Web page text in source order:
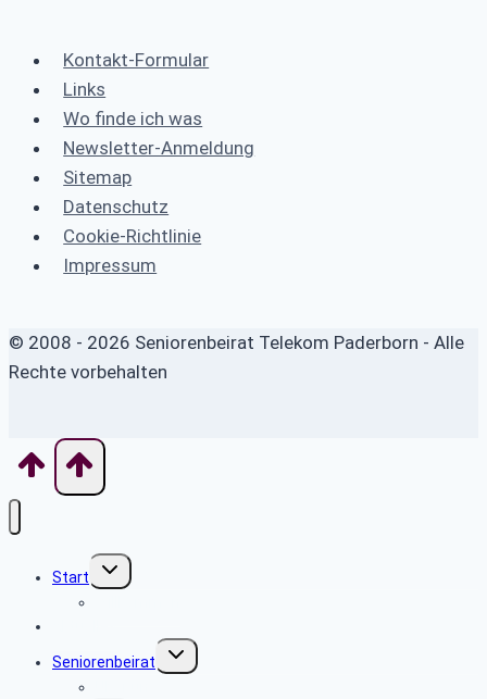
Kontakt-Formular
Links
Wo finde ich was
Newsletter-Anmeldung
Sitemap
Datenschutz
Cookie-Richtlinie
Impressum
© 2008 - 2026 Seniorenbeirat Telekom Paderborn - Alle
Rechte vorbehalten
Start
Untermenü
umschalten
Seniorenbeirat
Untermenü
umschalten